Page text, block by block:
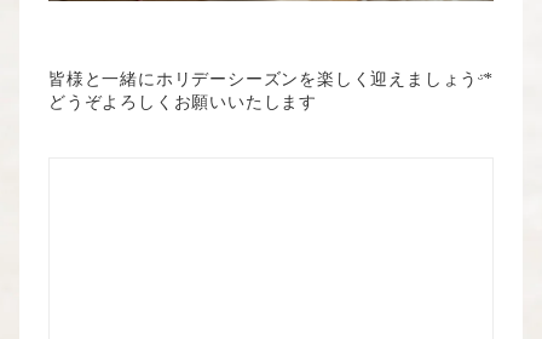
皆様と一緒にホリデーシーズンを楽しく迎えましょうᵕ̈*
どうぞよろしくお願いいたします